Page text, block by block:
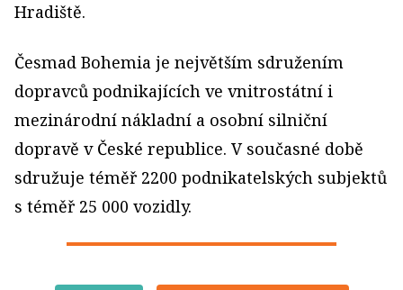
Hradiště.
Česmad Bohemia je největším sdružením
dopravců podnikajících ve vnitrostátní i
mezinárodní nákladní a osobní silniční
dopravě v České republice. V současné době
sdružuje téměř 2200 podnikatelských subjektů
s téměř 25 000 vozidly.